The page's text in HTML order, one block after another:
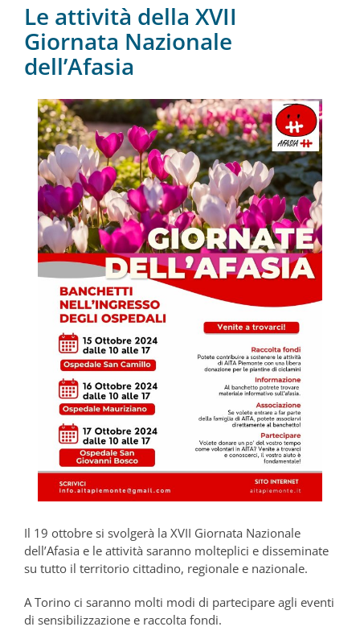
Le attività della XVII
Giornata Nazionale
dell’Afasia
Il 19 ottobre si svolgerà la XVII Giornata Nazionale
dell’Afasia e le attività saranno molteplici e disseminate
su tutto il territorio cittadino, regionale e nazionale.
A Torino ci saranno molti modi di partecipare agli eventi
di sensibilizzazione e raccolta fondi.